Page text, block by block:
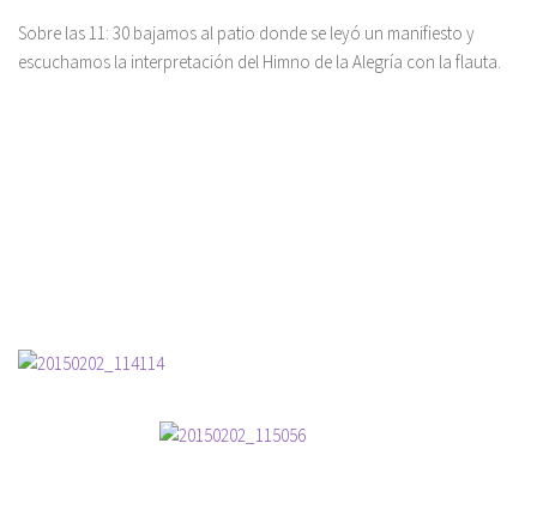
Sobre las 11: 30 bajamos al patio donde se leyó un manifiesto y
escuchamos la interpretación del Himno de la Alegría con la flauta.